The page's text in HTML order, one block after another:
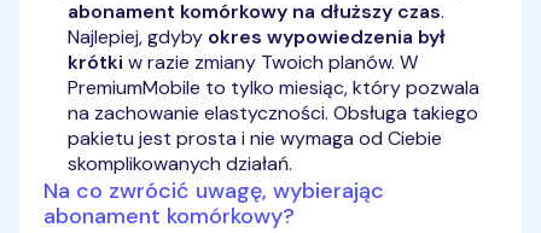
abonament komórkowy na dłuższy czas.
Najlepiej, gdyby okres wypowiedzenia był
krótki w razie zmiany Twoich planów. W
PremiumMobile to tylko miesiąc, który pozwala
na zachowanie elastyczności. Obsługa takiego
pakietu jest prosta i nie wymaga od Ciebie
skomplikowanych działań.
Na co zwrócić uwagę, wybierając
abonament komórkowy?